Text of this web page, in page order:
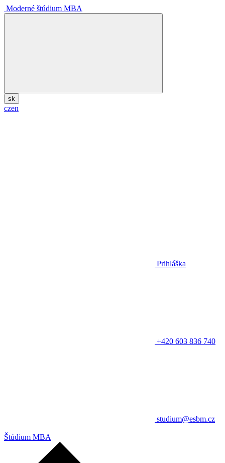
Moderné štúdium MBA
sk
czen
Prihláška
+420 603 836 740
studium@esbm.cz
Štúdium MBA